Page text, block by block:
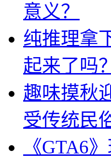
意义？
纯推理拿
起来了吗？
趣味摸秋
受传统民
《GTA6